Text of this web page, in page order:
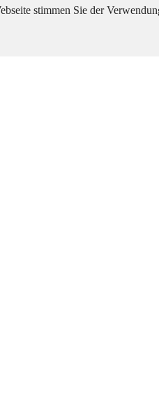
stimmen Sie der